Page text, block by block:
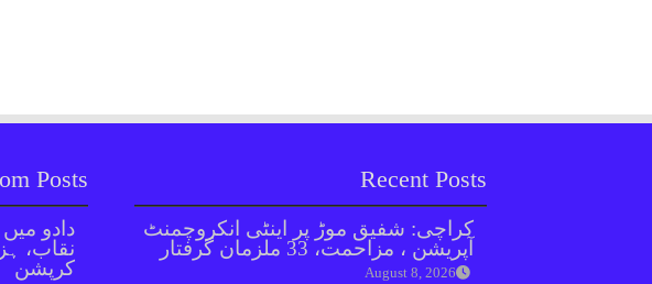
Posts
دادو
نقاب،
کرپشن
Recent Posts
کراچی: شفیق موڑ پر اینٹی انکروچمنٹ
آپریشن ، مزاحمت، 33 ملزمان گرفتار
August 8, 2026